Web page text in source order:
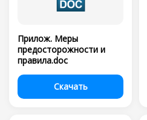
Прилож. Меры
предосторожности и
правила.doc
Скачать